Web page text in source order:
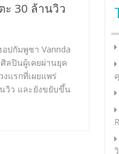
30 ล้านวิว
ปกัมพูชา Vannda
ลปินผู้เคยผ่านยุค
แรกที่เผยแพร่
วิว และยังขยับขึ้น